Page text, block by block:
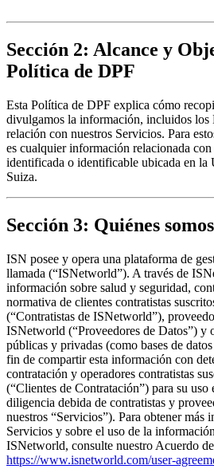
Sección 2: Alcance y
Política de DPF
Esta Política de DPF explica cómo
divulgamos la información, incluidos los
relación con nuestros Servicios. Para
es cualquier información relacionada con
identificada o identificable ubicada en
Suiza.
Sección 3: Quiénes somos
ISN posee y opera una plataforma de
llamada (“ISNetworld”). A través de
información sobre salud y seguridad,
normativa de clientes contratistas
(“Contratistas de ISNetworld”),
ISNetworld (“Proveedores de Datos”) y
públicas y privadas (como bases de
fin de compartir esta información con
contratación y operadores contratistas
(“Clientes de Contratación”) para su uso
diligencia debida de contratistas y
nuestros “Servicios”). Para obtener más
Servicios y sobre el uso de la
https://www.isnetworld.com/user-